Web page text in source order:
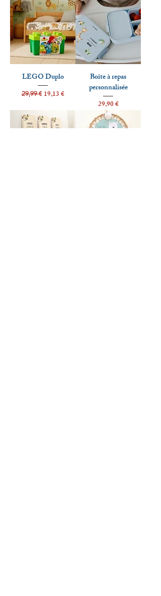
LEGO Duplo
Prix original
29,99 € Prix promotionnel
19,13 €
Boîte à repas
personnalisée
Prix
29,90 €